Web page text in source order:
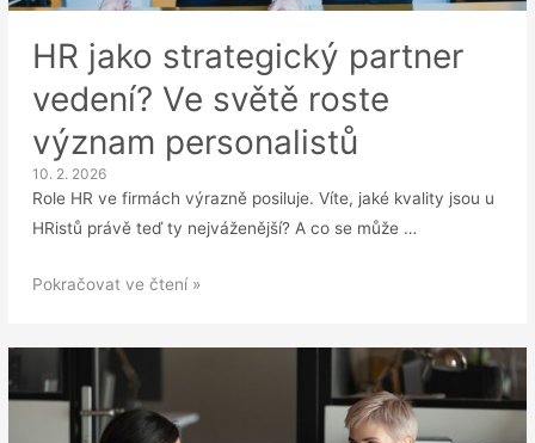
HR jako strategický partner
vedení? Ve světě roste
význam personalistů
10. 2. 2026
Role HR ve firmách výrazně posiluje. Víte, jaké kvality jsou u
HRistů právě teď ty nejváženější? A co se může …
HR
vedení?
Pokračovat ve čtení »